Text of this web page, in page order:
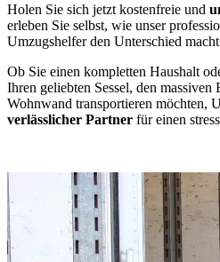
Holen Sie sich jetzt kostenfreie und
erleben Sie selbst, wie unser
Umzugshelfer den Unterschied
Ob Sie einen kompletten Haushalt
Ihren geliebten Sessel, den massiven
Wohnwand transportieren möchten,
verlässlicher Partner für einen